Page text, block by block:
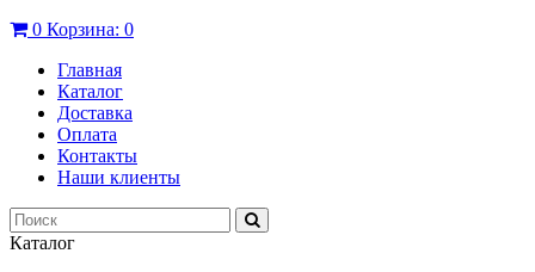
0 Корзина: 0
Главная
Каталог
Доставка
Оплата
Контакты
Наши клиенты
Каталог